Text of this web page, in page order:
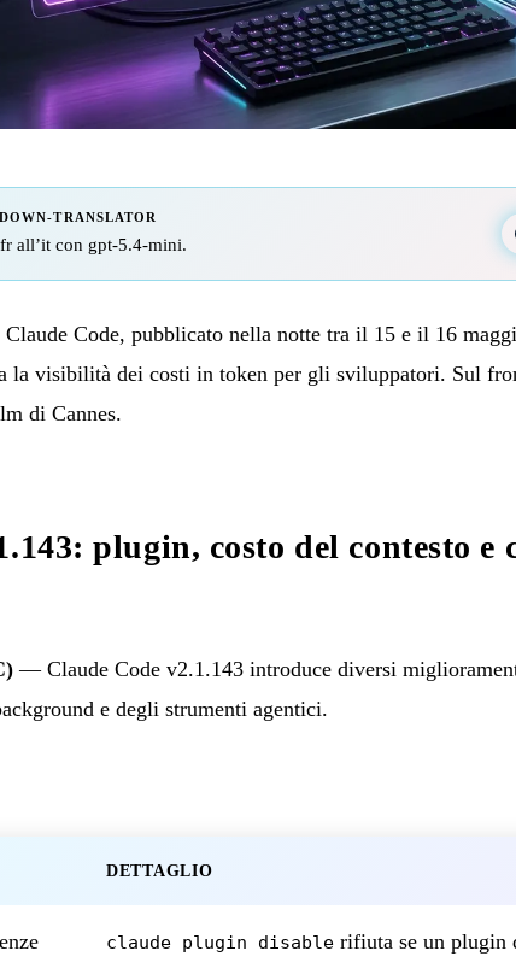
TRANSLATOR
all’it con gpt-5.4-mini.
Code, pubblicato nella notte tra il 15 e il 16
la visibilità dei costi in token per gli sviluppatori. Sul
di Cannes.
plugin, costo del contesto e
— Claude Code v2.1.143 introduce diversi
e degli strumenti agentici.
DETTAGLIO
claude plugin disable rifiuta se un plugin